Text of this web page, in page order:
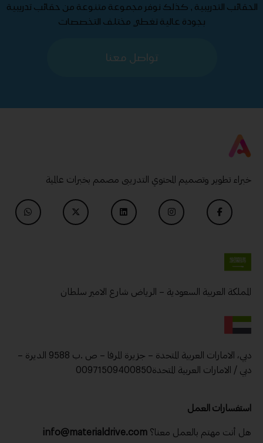
الحقائب التدريبية , كذلك نوفر مجموعة متنوعة من حقائب تدريبية
بجودة عالية تغطي مختلف التخصصات
تواصل معنا
خبراء تطوير وتصميم المحتوي التدريبى مصمم بخبرات عالمية
المملكة العربية السعودية – الرياض شارع الامير سلطان
دبي، الامارات العربية المتحدة – جزيرة المرفا – ص .ب 9588 الديرة –
دبي / الامارات العربية المتحدة00971509400850
استفسارات العمل
هل أنت مهتم بالعمل معنا؟ info@materialdrive.com